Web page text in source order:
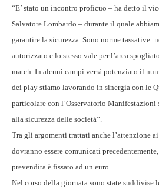
“E’ stato un incontro proficuo – ha detto il
Salvatore Lombardo – durante il quale
garantire la sicurezza. Sono norme tassative:
autorizzato e lo stesso vale per l’area
match. In alcuni campi verrà potenziato il
dei play stiamo lavorando in sinergia con le
particolare con l’Osservatorio
alla sicurezza delle società”.
Tra gli argomenti trattati anche l’attenzione
dovranno essere comunicati
prevendita è fissato ad un euro.
Nel corso della giornata sono state suddivise